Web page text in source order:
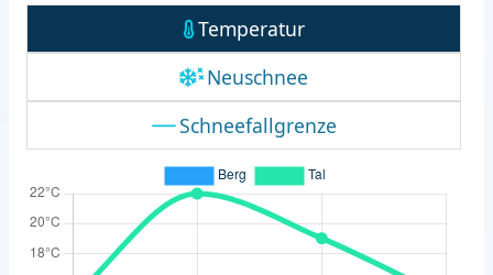
Temperatur
Neuschnee
Schneefallgrenze